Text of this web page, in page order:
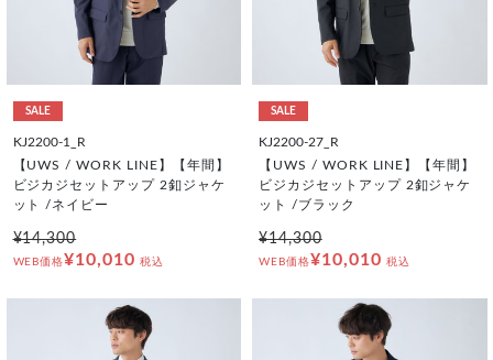
SALE
KJ2200-1_R
【UWS / WORK LINE】【年間】
ビジカジセットアップ 2釦ジャケ
ット /ネイビー
¥14,300
WEB価格¥10,010 税込
SALE
KJ2200-27_R
【UWS / WORK LINE】【年間】
ビジカジセットアップ 2釦ジャケ
ット /ブラック
¥14,300
WEB価格¥10,010 税込